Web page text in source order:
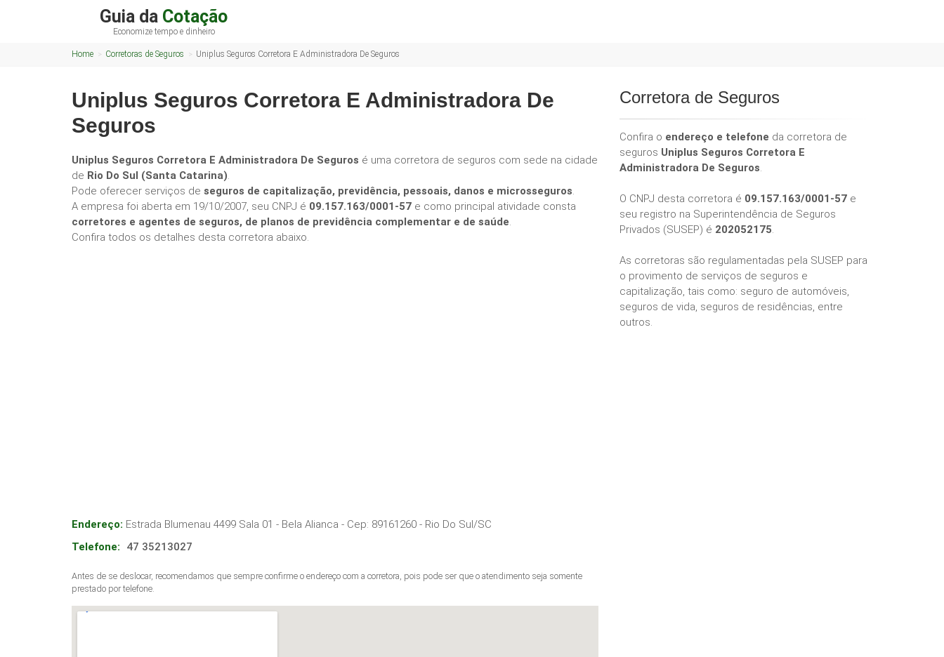
Guia da Cotação
Economize tempo e dinheiro
Home Corretoras de Seguros Uniplus Seguros Corretora E Administradora De Seguros
Uniplus Seguros Corretora E Administradora De
Seguros
Uniplus Seguros Corretora E Administradora De Seguros é uma corretora de seguros com sede na cidade
de Rio Do Sul (Santa Catarina).
Pode oferecer serviços de seguros de capitalização, previdência, pessoais, danos e microsseguros.
A empresa foi aberta em 19/10/2007, seu CNPJ é 09.157.163/0001-57 e como principal atividade consta
corretores e agentes de seguros, de planos de previdência complementar e de saúde.
Confira todos os detalhes desta corretora abaixo.
Endereço: Estrada Blumenau 4499 Sala 01 - Bela Alianca - Cep: 89161260 - Rio Do Sul/SC
Telefone:
47 35213027
Antes de se deslocar, recomendamos que sempre confirme o endereço com a corretora, pois pode ser que o atendimento seja somente
prestado por telefone.
Corretora de Seguros
Confira o endereço e telefone da corretora de
seguros Uniplus Seguros Corretora E
Administradora De Seguros.
O CNPJ desta corretora é 09.157.163/0001-57 e
seu registro na Superintendência de Seguros
Privados (SUSEP) é 202052175.
As corretoras são regulamentadas pela SUSEP para
o provimento de serviços de seguros e
capitalização, tais como: seguro de automóveis,
seguros de vida, seguros de residências, entre
outros.